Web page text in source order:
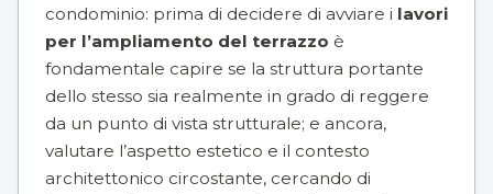
condominio: prima di decidere di avviare i lavori
per l’ampliamento del terrazzo è
fondamentale capire se la struttura portante
dello stesso sia realmente in grado di reggere
da un punto di vista strutturale; e ancora,
valutare l’aspetto estetico e il contesto
architettonico circostante, cercando di